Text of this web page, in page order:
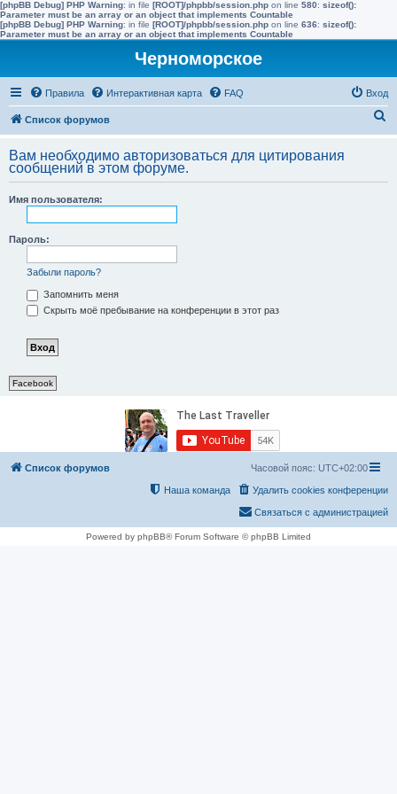
[phpBB Debug] PHP Warning: in file [ROOT]/phpbb/session.php on line 580: sizeof():
Parameter must be an array or an object that implements Countable
[phpBB Debug] PHP Warning: in file [ROOT]/phpbb/session.php on line 636: sizeof():
Parameter must be an array or an object that implements Countable
Черноморское
Правила Интерактивная карта FAQ Вход
Список форумов
с
Вам необходимо авторизоваться для цитирования
сообщений в этом форуме.
Имя пользователя:
Пароль:
Забыли пароль?
Запомнить меня
Скрыть моё пребывание на конференции в этот раз
Facebook
Список форумов Часовой пояс: UTC+02:00
Удалить cookies конференции
Наша команда
Связаться с администрацией
Powered by phpBB® Forum Software © phpBB Limited